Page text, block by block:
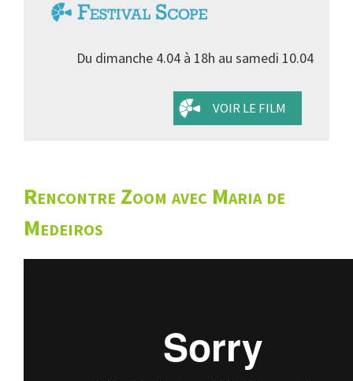
Du dimanche 4.04 à 18h au samedi 10.04
VOIR LE FILM
Rencontre Zoom avec Maria de
Medeiros